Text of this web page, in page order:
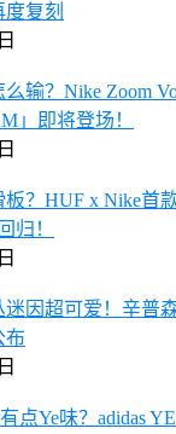
复刻
输？Nike Zoom
」即将登场！
板？HUF x Nike首
归！
因超可爱！辛普森
布
点Ye味？adidas